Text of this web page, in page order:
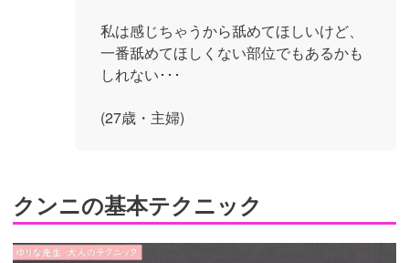
私は感じちゃうから舐めてほしいけど、
一番舐めてほしくない部位でもあるかも
しれない･･･
(27歳・主婦)
クンニの基本テクニック